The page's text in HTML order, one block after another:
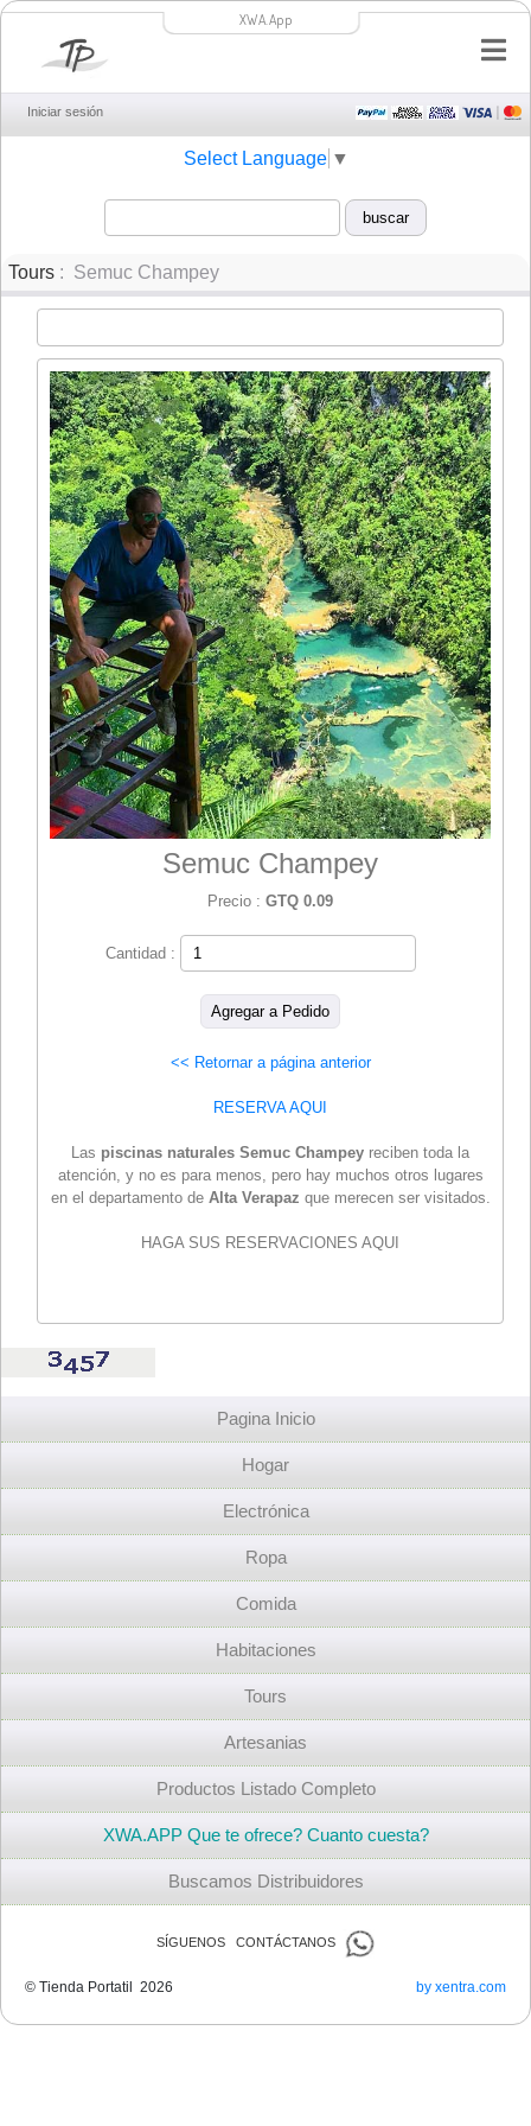
XWA.App
Iniciar sesión
Select Language ▼
Tours : Semuc Champey
Semuc Champey
Precio : GTQ 0.09
Cantidad :
<< Retornar a página anterior
RESERVA AQUI
Las piscinas naturales Semuc Champey reciben toda la
atención, y no es para menos, pero hay muchos otros lugares
en el departamento de Alta Verapaz que merecen ser visitados.
HAGA SUS RESERVACIONES AQUI
Pagina Inicio
Hogar
Electrónica
Ropa
Comida
Habitaciones
Tours
Artesanias
Productos Listado Completo
XWA.APP Que te ofrece? Cuanto cuesta?
Buscamos Distribuidores
SÍGUENOS CONTÁCTANOS
© Tienda Portatil 2026 by xentra.com